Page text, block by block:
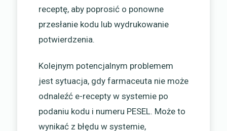
receptę, aby poprosić o ponowne
przesłanie kodu lub wydrukowanie
potwierdzenia.
Kolejnym potencjalnym problemem
jest sytuacja, gdy farmaceuta nie może
odnaleźć e-recepty w systemie po
podaniu kodu i numeru PESEL. Może to
wynikać z błędu w systemie,